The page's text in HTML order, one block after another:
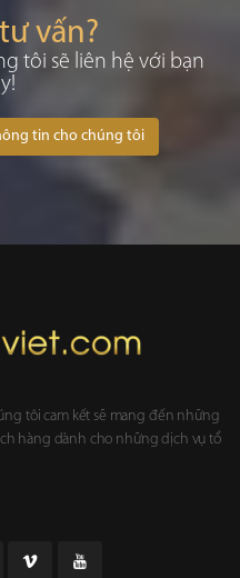
vấn?
tôi sẽ liên hệ với bạn
tin cho chúng tôi
tôi cam kết sẽ mang đến những
hàng dành cho những dịch vụ tổ